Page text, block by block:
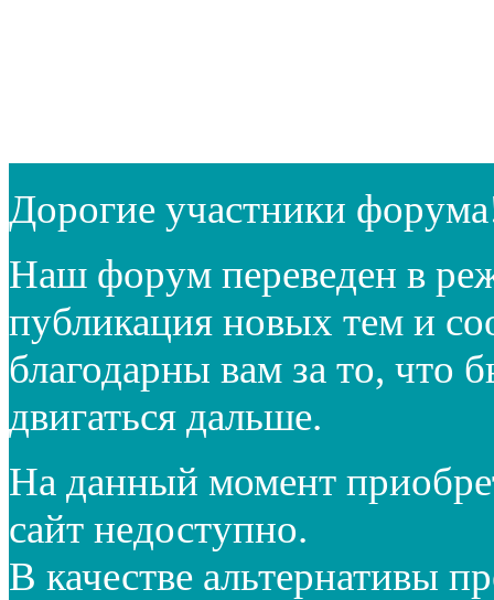
Дорогие участники
Наш форум переведен в
публикация новых тем и
благодарны вам за то, что
двигаться дальше.
На данный момент
сайт недоступно.
В качестве альтернативы